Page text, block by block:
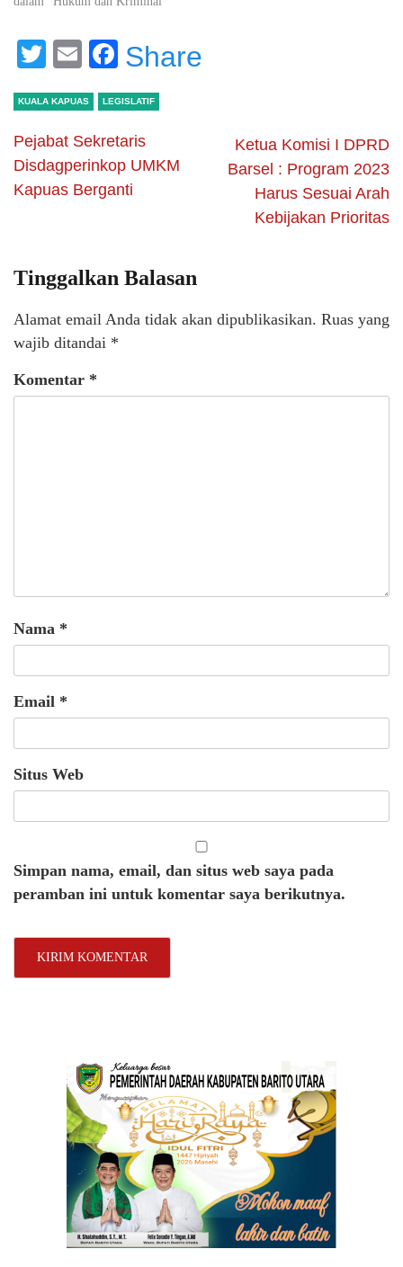
Twitter
EmailFacebook
Share
KUALA KAPUAS LEGISLATIF
Pejabat Sekretaris
Disdagperinkop UMKM
Kapuas Berganti
Ketua Komisi I DPRD
Barsel : Program 2023
Harus Sesuai Arah
Kebijakan Prioritas
Tinggalkan Balasan
Alamat email Anda tidak akan dipublikasikan. Ruas yang
wajib ditandai *
Komentar *
Nama *
Email *
Situs Web
Simpan nama, email, dan situs web saya pada
peramban ini untuk komentar saya berikutnya.